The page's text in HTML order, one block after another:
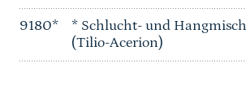
9180*
* Schlucht- und
(Tilio-Acerion)